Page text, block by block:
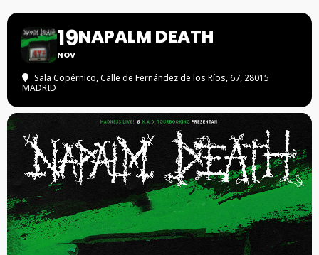
19
NOV
NAPALM DEATH
Sala Copérnico, Calle de Fernández de los Ríos, 67, 28015
MADRID